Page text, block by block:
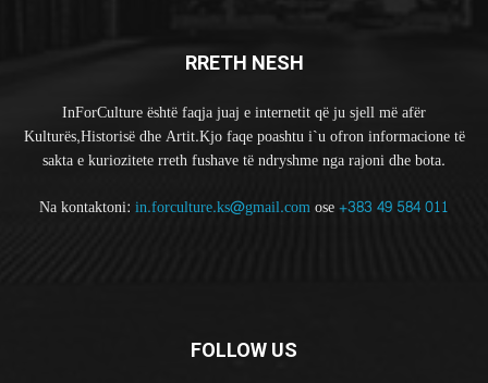
RRETH NESH
InForCulture është faqja juaj e internetit që ju sjell më afër
Kulturës,Historisë dhe Artit.Kjo faqe poashtu i`u ofron informacione të
sakta e kuriozitete rreth fushave të ndryshme nga rajoni dhe bota.
Na kontaktoni: in.forculture.ks@gmail.comose+383 49 584 011
FOLLOW US